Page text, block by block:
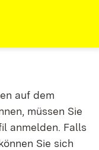
auf dem
müssen Sie
anmelden. Falls
Sie sich